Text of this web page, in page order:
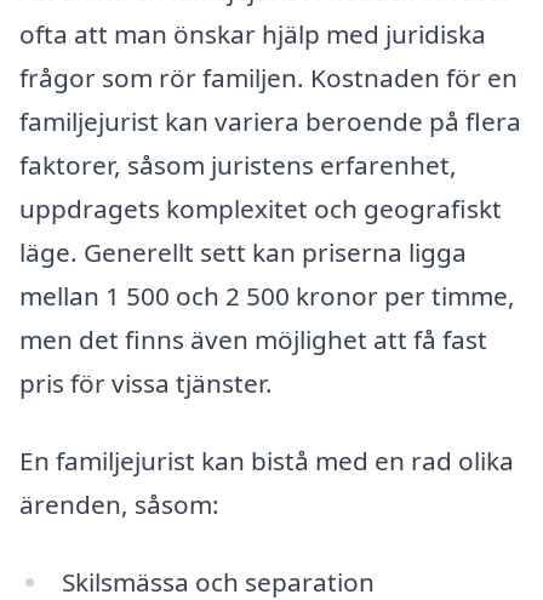
ofta att man önskar hjälp med juridiska
frågor som rör familjen. Kostnaden för en
familjejurist kan variera beroende på flera
faktorer, såsom juristens erfarenhet,
uppdragets komplexitet och geografiskt
läge. Generellt sett kan priserna ligga
mellan 1 500 och 2 500 kronor per timme,
men det finns även möjlighet att få fast
pris för vissa tjänster.
En familjejurist kan bistå med en rad olika
ärenden, såsom:
Skilsmässa och separation